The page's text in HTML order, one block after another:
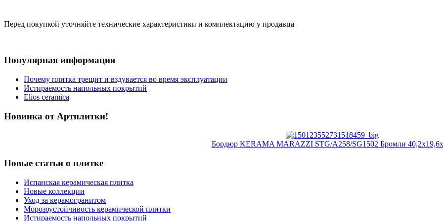
Перед покупкой уточняйте технические характеристики и комплектацию у продавца
Популярная информация
Почему плитка трещит и вздувается во время эксплуатации
Истираемость напольных покрытий
Elios ceramica
Новинка от Артплитки!
Бордюр KERAMA MARAZZI STG/A258/SG1502 Бромли
Новые статьи о плитке
Испанская керамическая плитка
Новые коллекции
Уход за керамогранитом
Морозоустойчивость керамической плитки
Истираемость напольных покрытий